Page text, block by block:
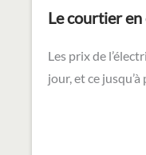
Le courtier
Les prix de
jour, et ce jusqu’à